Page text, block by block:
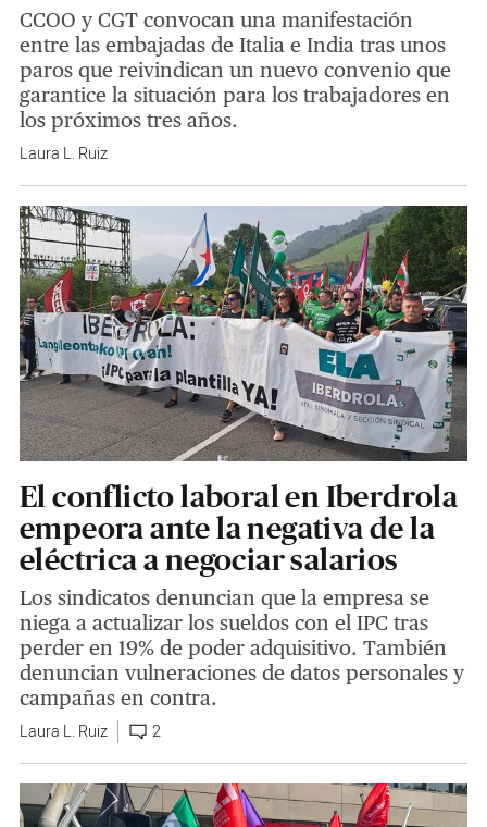
CCOO y CGT convocan una manifestación
entre las embajadas de Italia e India tras unos
paros que reivindican un nuevo convenio que
garantice la situación para los trabajadores en
los próximos tres años.
Laura L. Ruiz
El conflicto laboral en Iberdrola
empeora ante la negativa de la
eléctrica a negociar salarios
Los sindicatos denuncian que la empresa se
niega a actualizar los sueldos con el IPC tras
perder en 19% de poder adquisitivo. También
denuncian vulneraciones de datos personales y
campañas en contra.
Laura L. Ruiz 2